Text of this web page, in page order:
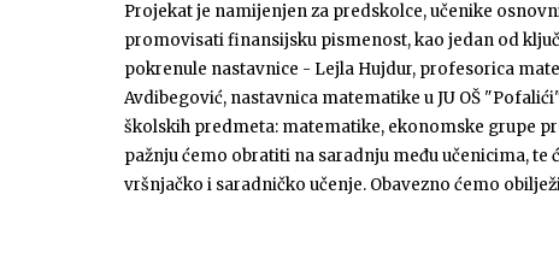
Projekat je namijenjen za predskolce, učenike
promovisati finansijsku pismenost, kao jedan od
pokrenule nastavnice - Lejla Hujdur, profesorica
Avdibegović, nastavnica matematike u JU OŠ
školskih predmeta: matematike, ekonomske grupe
pažnju ćemo obratiti na saradnju među učenicima,
vršnjačko i saradničko učenje. Obavezno ćemo